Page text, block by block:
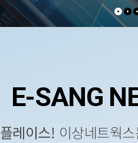
E-SANG
레이스! 이상네트웍